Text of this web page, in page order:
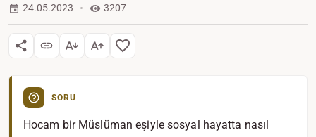
24.05.2023 3207
SORU
Hocam bir Müslüman eşiyle sosyal hayatta nasıl